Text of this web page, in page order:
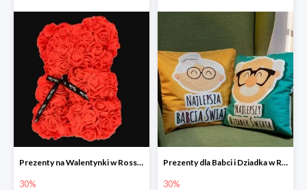
Prezenty na Walentynki w Rossmannie do -30%
30%
Prezenty dla Babci i Dziadka w Rossmannie do -30%
30%